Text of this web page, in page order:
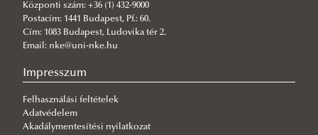
Course T1
Course T2
Publications
Jean Monnet Reports
Blended Intensive Programme
Erasmus+ Tanulmányi mobilitás
Erasmus+ Szakmai gyakorlat
GYIK – Pályázóknak
GYIK – Hazatérőknek
Hallgatók az Erasmus+ programról/ beszámolók
Erasmus+ partner intézmények
Külföldi részképzés támogatása
Központi szám: +36 (1) 432-9000
Postacím: 1441 Budapest, Pf.: 60.
Cím: 1083 Budapest, Ludovika tér 2.
Email: nke@uni-nke.hu
Impresszum
Felhasználási feltételek
Adatvédelem
Akadálymentesítési nyilatkozat